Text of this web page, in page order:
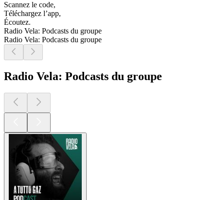
Scannez le code,
Téléchargez l’app,
Écoutez.
Radio Vela: Podcasts du groupe
Radio Vela: Podcasts du groupe
Radio Vela: Podcasts du groupe